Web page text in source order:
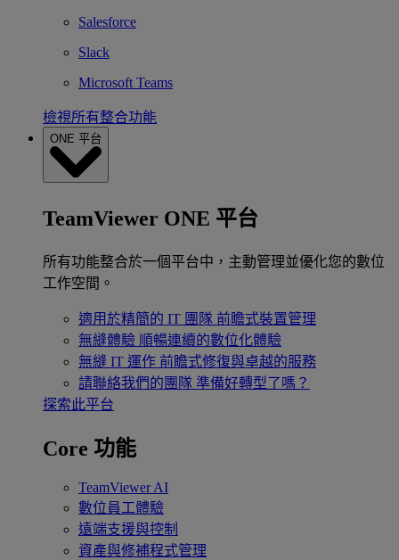
Salesforce
Slack
Microsoft Teams
檢視所有整合功能
ONE 平台
TeamViewer ONE 平台
所有功能整合於一個平台中，主動管理並優化您的數位
工作空間。
適用於精簡的 IT 團隊 前瞻式裝置管理
無縫體驗 順暢連續的數位化體驗
無縫 IT 運作 前瞻式修復與卓越的服務
請聯絡我們的團隊 準備好轉型了嗎？
探索此平台
Core 功能
TeamViewer AI
數位員工體驗
遠端支援與控制
資產與修補程式管理